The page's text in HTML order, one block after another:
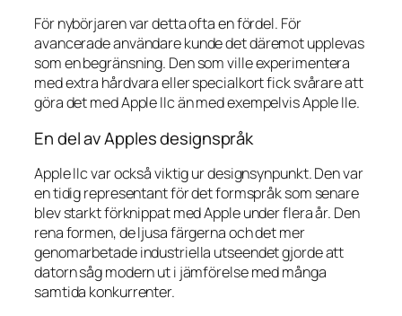
För nybörjaren var detta ofta en fördel. För
avancerade användare kunde det däremot upplevas
som en begränsning. Den som ville experimentera
med extra hårdvara eller specialkort fick svårare att
göra det med Apple IIc än med exempelvis Apple IIe.
En del av Apples designspråk
Apple IIc var också viktig ur designsynpunkt. Den var
en tidig representant för det formspråk som senare
blev starkt förknippat med Apple under flera år. Den
rena formen, de ljusa färgerna och det mer
genomarbetade industriella utseendet gjorde att
datorn såg modern ut i jämförelse med många
samtida konkurrenter.